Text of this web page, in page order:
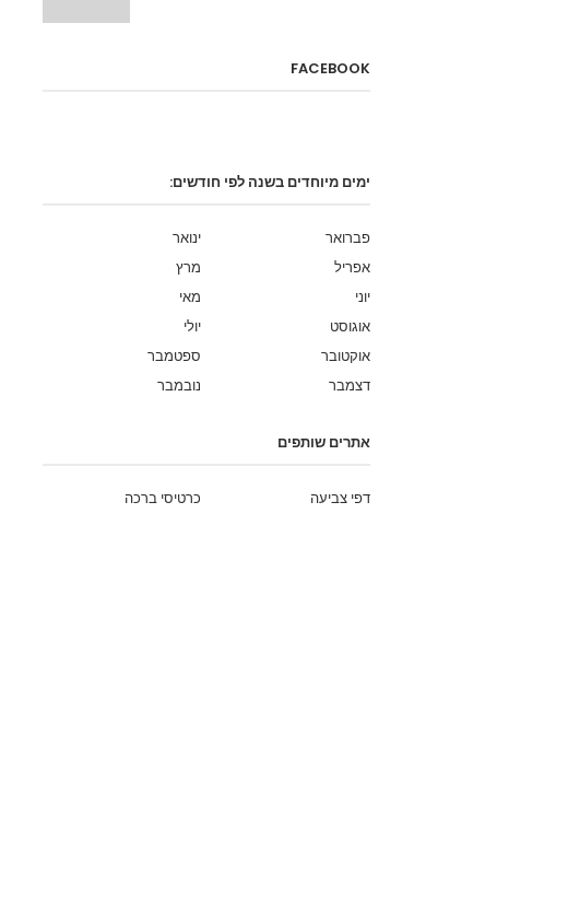
FACEBOOK
ימים מיוחדים בשנה לפי חודשים:
ינואר
פברואר
מרץ
אפריל
מאי
יוני
יולי
אוגוסט
ספטמבר
אוקטובר
נובמבר
דצמבר
אתרים שותפים
כרטיסי ברכה דפי צביעה